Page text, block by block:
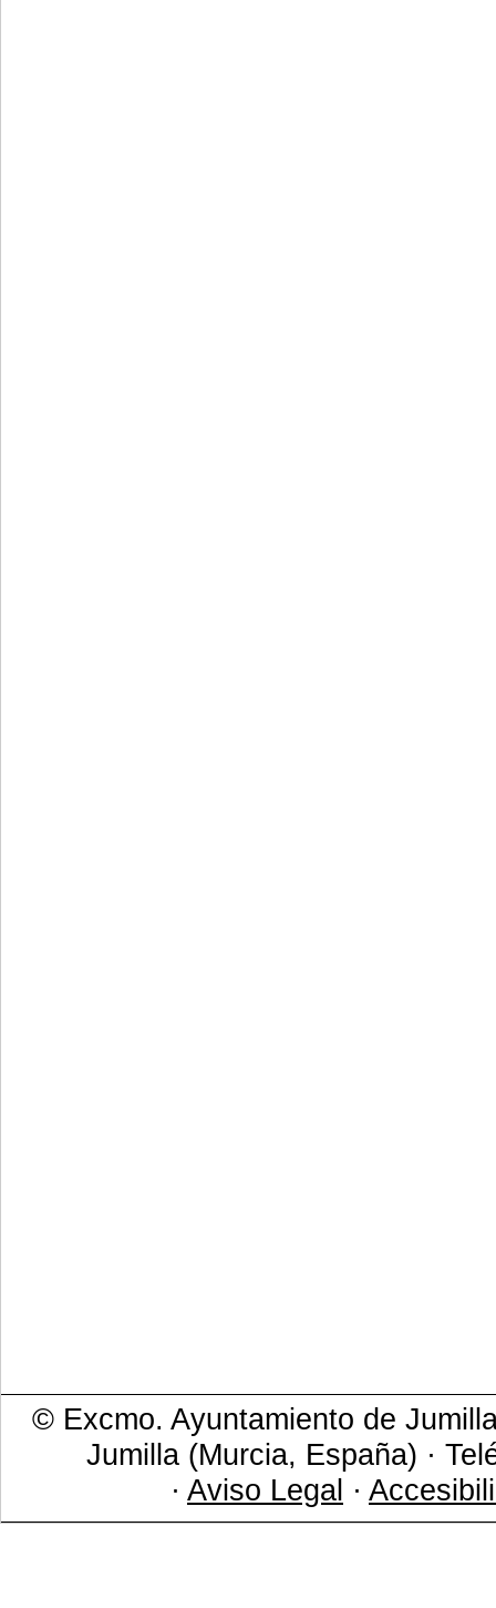
© Excmo. Ayuntamiento de
Jumilla (Murcia, España) ·
· Aviso Legal ·